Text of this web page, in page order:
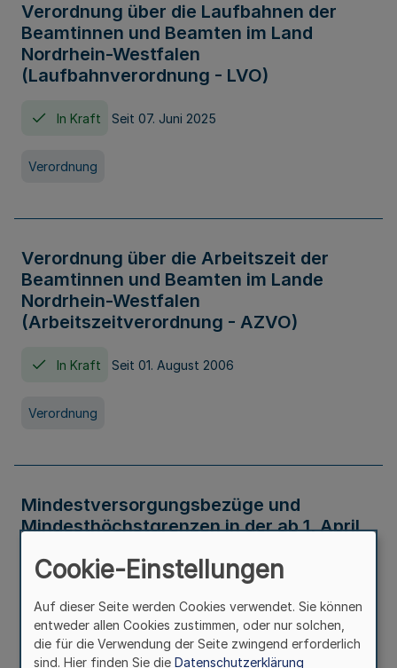
Verordnung über die Laufbahnen der
Beamtinnen und Beamten im Land
Nordrhein-Westfalen
(Laufbahnverordnung - LVO)
In Kraft Seit 07. Juni 2025
Verordnung
Verordnung über die Arbeitszeit der
Beamtinnen und Beamten im Lande
Nordrhein-Westfalen
(Arbeitszeitverordnung - AZVO)
In Kraft Seit 01. August 2006
Verordnung
Mindestversorgungsbezüge und
Mindesthöchstgrenzen in der ab 1. April
Verwaltungsvorschrift
Cookie-Einstellungen
Auf dieser Seite werden Cookies verwendet. Sie können
entweder allen Cookies zustimmen, oder nur solchen,
die für die Verwendung der Seite zwingend erforderlich
sind. Hier finden Sie die Datenschutzerklärung